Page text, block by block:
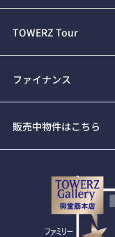
TOWERZ Tour
ファイナンス
販売中物件はこちら